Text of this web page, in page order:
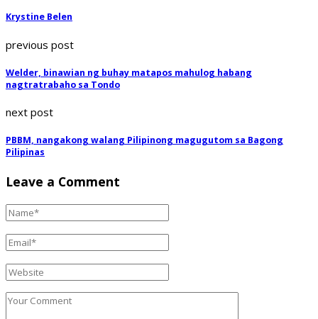
Krystine Belen
previous post
Welder, binawian ng buhay matapos mahulog habang
nagtratrabaho sa Tondo
next post
PBBM, nangakong walang Pilipinong magugutom sa Bagong
Pilipinas
Leave a Comment